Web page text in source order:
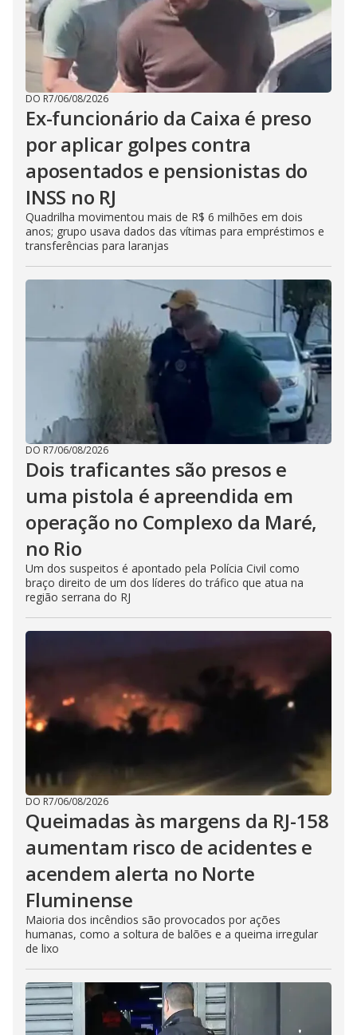
DO R7/06/08/2026
Ex-funcionário da Caixa é preso
por aplicar golpes contra
aposentados e pensionistas do
INSS no RJ
Quadrilha movimentou mais de R$ 6 milhões em dois
anos; grupo usava dados das vítimas para empréstimos e
transferências para laranjas
DO R7/06/08/2026
Dois traficantes são presos e
uma pistola é apreendida em
operação no Complexo da Maré,
no Rio
Um dos suspeitos é apontado pela Polícia Civil como
braço direito de um dos líderes do tráfico que atua na
região serrana do RJ
DO R7/06/08/2026
Queimadas às margens da RJ-158
aumentam risco de acidentes e
acendem alerta no Norte
Fluminense
Maioria dos incêndios são provocados por ações
humanas, como a soltura de balões e a queima irregular
de lixo